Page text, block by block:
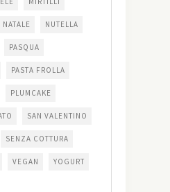
NATALE NUTELLA
PASQUA
PASTA FROLLA
PLUMCAKE
SAN VALENTINO
SENZA COTTURA
VEGAN YOGURT